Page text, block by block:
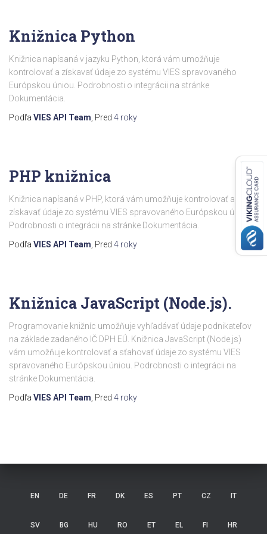
Knižnica Python
Knižnica napísaná v jazyku Python, ktorá vám umožňuje
kontrolovať a získavať údaje zo systému VIES spravovaného
Európskou úniou. Podrobnosti o integrácii na stránke
Dokumentácia.
Podľa VIES API Team , Pred 4 roky
PHP knižnica
Knižnica napísaná v PHP, ktorá vám umožňuje kontrolovať a
získavať údaje zo systému VIES spravovaného Európskou úniou.
Podrobnosti o integrácii na stránke Dokumentácia.
Podľa VIES API Team , Pred 4 roky
Knižnica JavaScript (Node.js).
Programovanie knižníc umožňuje vyhľadávať údaje podnikateľov
na základe zadaného IČ DPH EÚ. Knižnica JavaScript (Node.js)
vám umožňuje kontrolovať a sťahovať údaje zo systému VIES
spravovaného Európskou úniou. Podrobnosti o integrácii na
stránke Dokumentácia.
Podľa VIES API Team , Pred 4 roky
EN DE FR DK ES PT CZ IT
SV BG HU RO ET EL FI HR